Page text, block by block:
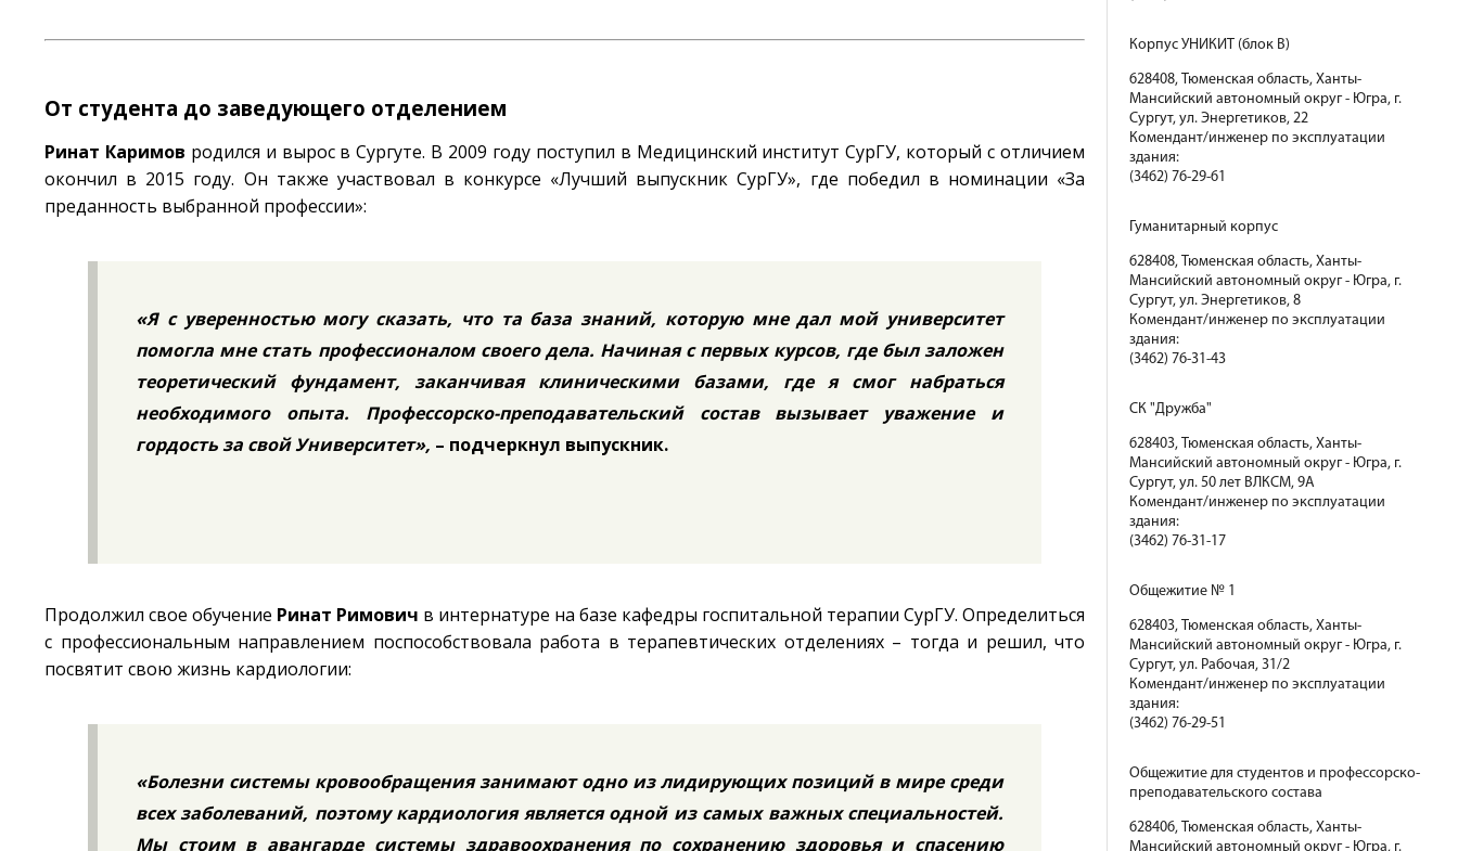
От студента до заведующего отделением
Ринат Каримов родился и вырос в Сургуте. В 2009 году поступил в Медицинский институт СурГУ, который с отличием
окончил в 2015 году. Он также участвовал в конкурсе «Лучший выпускник СурГУ», где победил в номинации «За
преданность выбранной профессии»:
«Я с уверенностью могу сказать, что та база знаний, которую мне дал мой университет
помогла мне стать профессионалом своего дела. Начиная с первых курсов, где был заложен
теоретический фундамент, заканчивая клиническими базами, где я смог набраться
необходимого опыта. Профессорско-преподавательский состав вызывает уважение и
гордость за свой Университет», – подчеркнул выпускник.
Продолжил свое обучение Ринат Римович в интернатуре на базе кафедры госпитальной терапии СурГУ. Определиться
с профессиональным направлением поспособствовала работа в терапевтических отделениях – тогда и решил, что
посвятит свою жизнь кардиологии:
«Болезни системы кровообращения занимают одно из лидирующих позиций в мире среди
всех заболеваний, поэтому кардиология является одной из самых важных специальностей.
Мы стоим в авангарде системы здравоохранения по сохранению здоровья и спасению
Корпус УНИКИТ (блок В)
628408, Тюменская область, Ханты-
Мансийский автономный округ - Югра, г.
Сургут, ул. Энергетиков, 22
Комендант/инженер по эксплуатации
здания:
(3462) 76-29-61
Гуманитарный корпус
628408, Тюменская область, Ханты-
Мансийский автономный округ - Югра, г.
Сургут, ул. Энергетиков, 8
Комендант/инженер по эксплуатации
здания:
(3462) 76-31-43
СК "Дружба"
628403, Тюменская область, Ханты-
Мансийский автономный округ - Югра, г.
Сургут, ул. 50 лет ВЛКСМ, 9А
Комендант/инженер по эксплуатации
здания:
(3462) 76-31-17
Общежитие № 1
628403, Тюменская область, Ханты-
Мансийский автономный округ - Югра, г.
Сургут, ул. Рабочая, 31/2
Комендант/инженер по эксплуатации
здания:
(3462) 76-29-51
Общежитие для студентов и профессорско-
преподавательского состава
628406, Тюменская область, Ханты-
Мансийский автономный округ - Югра, г.